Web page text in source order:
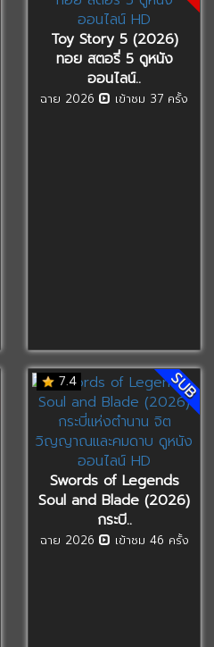
Toy Story 5 (2026)
ทอย สตอรี่ 5 ดูหนัง
ออนไลน์..
ฉาย 2026 เข้าชม 37 ครั้ง
7.4 SUB
Swords of Legends
Soul and Blade (2026)
กระบี..
ฉาย 2026 เข้าชม 46 ครั้ง